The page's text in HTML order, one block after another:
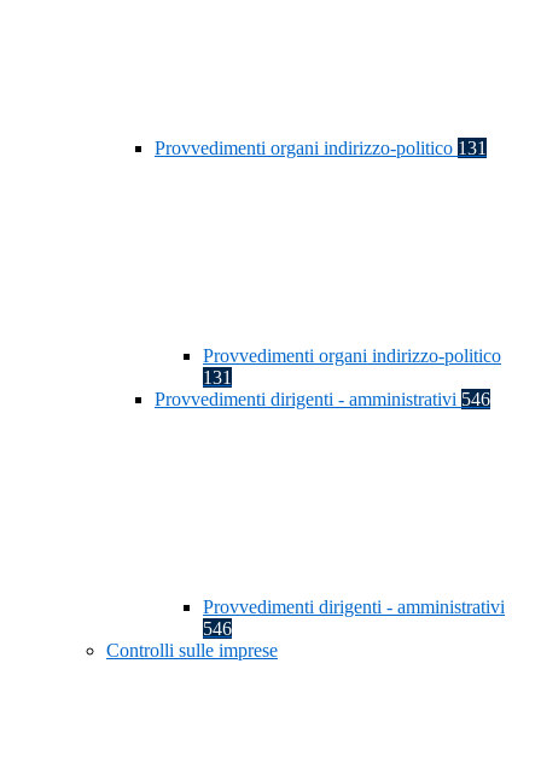
Provvedimenti organi indirizzo-politico 131
Provvedimenti organi indirizzo-politico
131
Provvedimenti dirigenti - amministrativi 546
Provvedimenti dirigenti - amministrativi
546
Controlli sulle imprese